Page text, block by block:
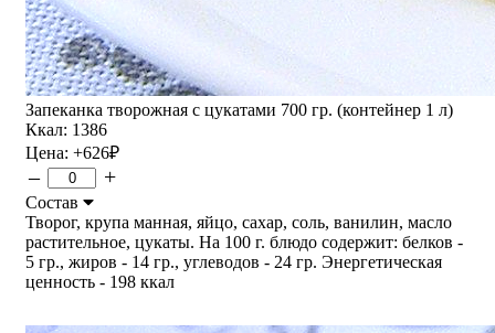
Запеканка творожная с цукатами 700 гр. (контейнер 1 л)
Ккал: 1386
Цена: +626₽
– +
Состав
Творог, крупа манная, яйцо, сахар, соль, ванилин, масло
растительное, цукаты. На 100 г. блюдо содержит: белков -
5 гр., жиров - 14 гр., углеводов - 24 гр. Энергетическая
ценность - 198 ккал